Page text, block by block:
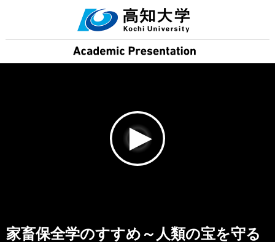
家畜保全学のすすめ～人類の宝を守る